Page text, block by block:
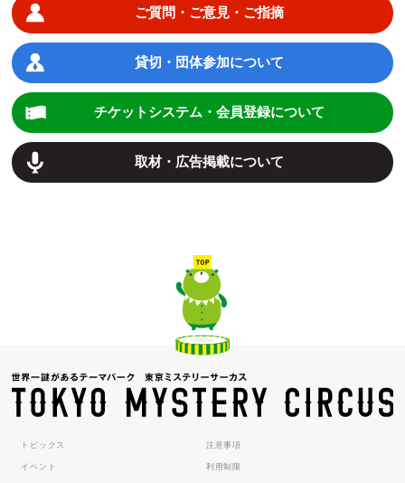
ご質問・ご意見・ご指摘
貸切・団体参加について
チケットシステム・会員登録について
取材・広告掲載について
トピックス
イベント
注意事項
利用制限